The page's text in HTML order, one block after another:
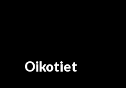
Oikotiet